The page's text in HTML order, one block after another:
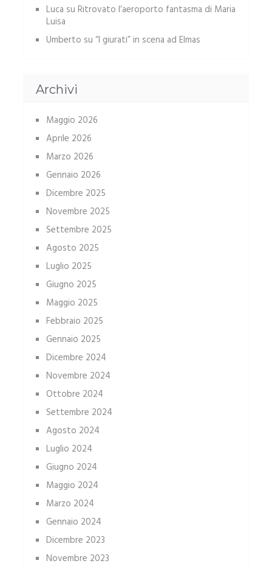
Luca su Ritrovato l’aeroporto fantasma di Maria
Luisa
Umberto su “I giurati” in scena ad Elmas
Archivi
Maggio 2026
Aprile 2026
Marzo 2026
Gennaio 2026
Dicembre 2025
Novembre 2025
Settembre 2025
Agosto 2025
Luglio 2025
Giugno 2025
Maggio 2025
Febbraio 2025
Gennaio 2025
Dicembre 2024
Novembre 2024
Ottobre 2024
Settembre 2024
Agosto 2024
Luglio 2024
Giugno 2024
Maggio 2024
Marzo 2024
Gennaio 2024
Dicembre 2023
Novembre 2023